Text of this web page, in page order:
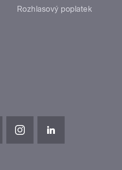
Rozhlasový poplatek